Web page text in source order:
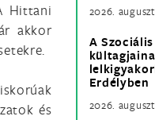
Hittani
akkor
és
2026.
A
Erdélyben
2026.